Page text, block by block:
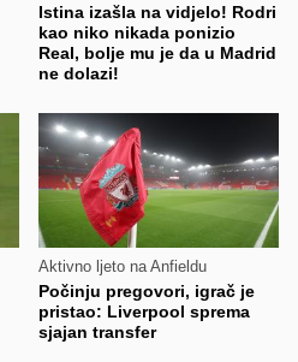
Istina izašla na vidjelo! Rodri
kao niko nikada ponizio
Real, bolje mu je da u Madrid
ne dolazi!
Aktivno ljeto na Anfieldu
Počinju pregovori, igrač je
pristao: Liverpool sprema
sjajan transfer